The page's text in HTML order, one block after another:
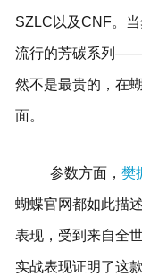
SZLC以及CNF。
流行的芳碳系列
然不是最贵的，在
面。
参数方面，樊
蝴蝶官网都如此描
表现，受到来自全
实战表现证明了这